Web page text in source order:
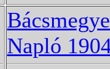
Napló